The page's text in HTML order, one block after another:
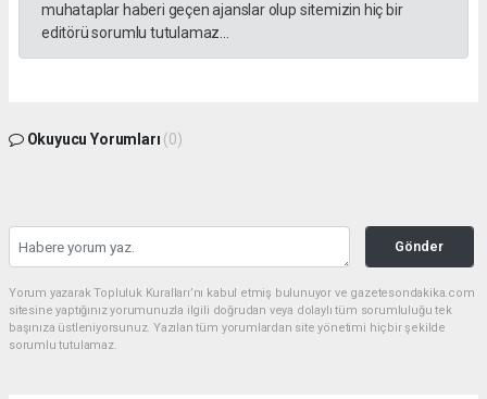
muhataplar haberi geçen ajanslar olup sitemizin hiç bir
editörü sorumlu tutulamaz...
Okuyucu Yorumları (0)
Gönder
Yorum yazarak Topluluk Kuralları’nı kabul etmiş bulunuyor ve gazetesondakika.com
sitesine yaptığınız yorumunuzla ilgili doğrudan veya dolaylı tüm sorumluluğu tek
başınıza üstleniyorsunuz. Yazılan tüm yorumlardan site yönetimi hiçbir şekilde
sorumlu tutulamaz.